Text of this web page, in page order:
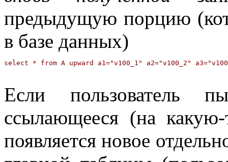
предыдущую порцию
в базе данных)
Если пользователь
ссылающееся (на
появляется новое